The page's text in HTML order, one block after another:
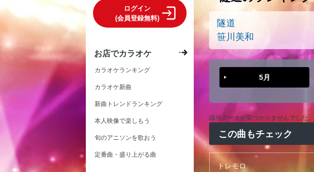
隧道
笹川美和
5月
該当データが見つかりませんでした。
この曲もチェック
トレモロ
ログイン
(会員登録無料)
お店でカラオケ
カラオケランキング
カラオケ新曲
新曲トレンドランキング
本人映像で楽しもう
旬のアニソンを歌おう
定番曲・盛り上がる曲